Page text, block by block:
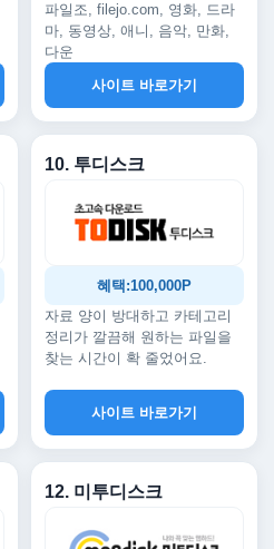
파일조, filejo.com, 영화, 드라
마, 동영상, 애니, 음악, 만화,
다운
사이트 바로가기
10. 투디스크
혜택:100,000P
자료 양이 방대하고 카테고리
정리가 깔끔해 원하는 파일을
찾는 시간이 확 줄었어요.
사이트 바로가기
12. 미투디스크